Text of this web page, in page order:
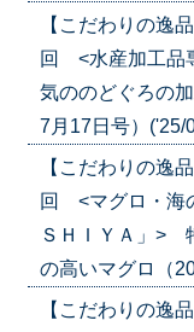
【こだわりの逸
回 <水産加工品
気ののどぐろの
7月17日号）('25/
【こだわりの逸
回 <マグロ・海
ＳＨＩＹＡ」>
の高いマグロ（
【こだわりの逸